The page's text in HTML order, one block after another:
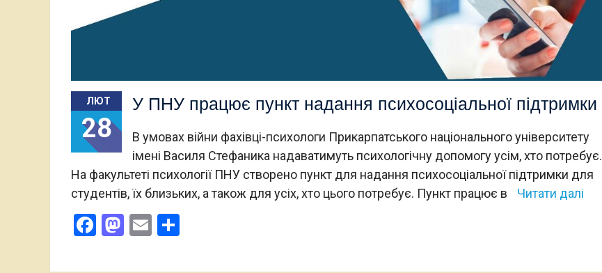
ЛЮТ
28
У ПНУ працює пункт надання психосоціальної підтримки
В умовах війни фахівці-психологи Прикарпатського національного університету
імені Василя Стефаника надаватимуть психологічну допомогу усім, хто потребує.
На факультеті психології ПНУ створено пункт для надання психосоціальної підтримки для
студентів, їх близьких, а також для усіх, хто цього потребує. Пункт працює в
Читати далі
Facebook
Mastodon
Email